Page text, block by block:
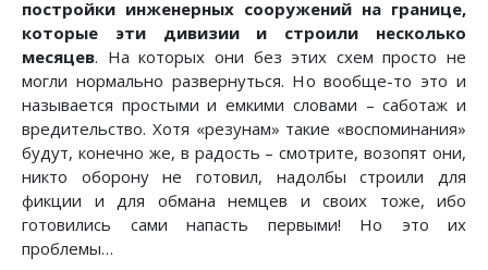
постройки инженерных сооружений на границе,
которые эти дивизии и строили несколько
месяцев. На которых они без этих схем просто не
могли нормально развернуться. Но вообще-то это и
называется простыми и емкими словами – саботаж и
вредительство. Хотя «резунам» такие «воспоминания»
будут, конечно же, в радость – смотрите, возопят они,
никто оборону не готовил, надолбы строили для
фикции и для обмана немцев и своих тоже, ибо
готовились сами напасть первыми! Но это их
проблемы…